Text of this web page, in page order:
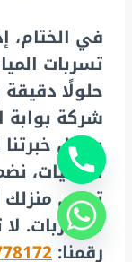
في
تسربات
حلولًا
شركة بوابة
بفضل
التقنيات،
تحمي
التسربات.
رقمنا: